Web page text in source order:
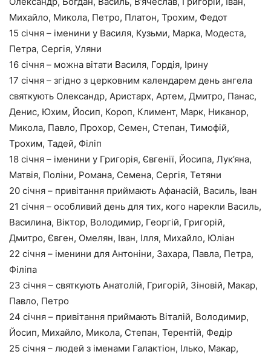
Михайло, Микола, Петро, Платон, Трохим, Федот
15 січня – іменини у Василя, Кузьми, Марка, Модеста,
Петра, Сергія, Уляни
16 січня – можна вітати Василя, Гордія, Ірину
17 січня – згідно з церковним календарем день ангела
святкують Олександр, Аристарх, Артем, Дмитро, Панас,
Денис, Юхим, Йосип, Короп, Климент, Марк, Никанор,
Микола, Павло, Прохор, Семен, Степан, Тимофій,
Трохим, Тадей, Філіп
18 січня – іменини у Григорія, Євгенії, Йосипа, Лук’яна,
Матвія, Поліни, Романа, Семена, Сергія, Тетяни
20 січня – привітання приймають Афанасій, Василь, Іван
21 січня – особливий день для тих, кого нарекли Василь,
Василина, Віктор, Володимир, Георгій, Григорій,
Дмитро, Євген, Омелян, Іван, Ілля, Михайло, Юліан
22 січня – іменини для Антоніни, Захара, Павла, Петра,
Філіпа
23 січня – святкують Анатолій, Григорій, Зіновій, Макар,
Павло, Петро
24 січня – привітання приймають Віталій, Володимир,
Йосип, Михайло, Микола, Степан, Терентій, Федір
25 січня – людей з іменами Галактіон, Ілько, Макар,